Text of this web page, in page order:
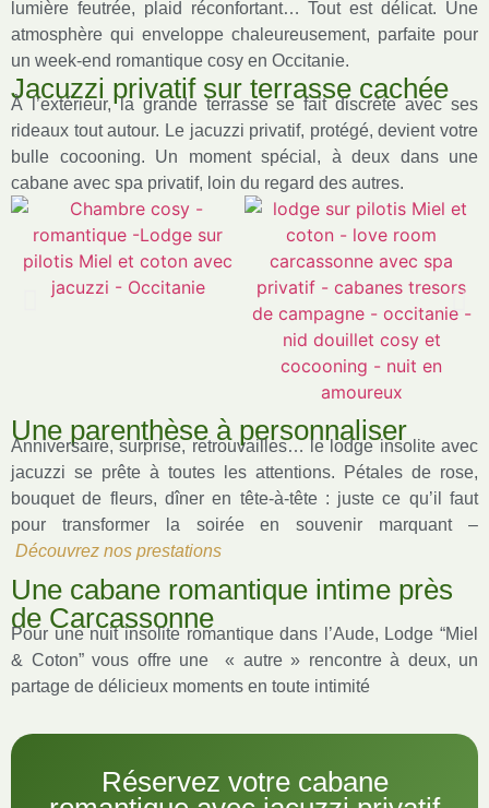
lumière feutrée, plaid réconfortant… Tout est délicat. Une
atmosphère qui enveloppe chaleureusement, parfaite pour
un week-end romantique cosy en Occitanie.
Jacuzzi privatif sur terrasse cachée
À l’extérieur, la grande terrasse se fait discrète avec ses
rideaux tout autour. Le jacuzzi privatif, protégé, devient votre
bulle cocooning. Un moment spécial, à deux dans une
cabane avec spa privatif, loin du regard des autres.
Une parenthèse à personnaliser
Anniversaire, surprise, retrouvailles… le lodge insolite avec
jacuzzi se prête à toutes les attentions. Pétales de rose,
bouquet de fleurs, dîner en tête-à-tête : juste ce qu’il faut
pour transformer la soirée en souvenir marquant –
Découvrez nos prestations
Une cabane romantique intime près
de Carcassonne
Pour une nuit insolite romantique dans l’Aude, Lodge “Miel
& Coton” vous offre une « autre » rencontre à deux, un
partage de délicieux moments en toute intimité
Réservez votre cabane